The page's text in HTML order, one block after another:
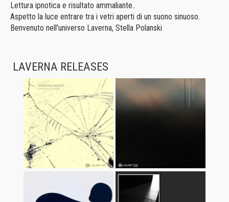
Lettura ipnotica e risultato ammaliante..
Aspetto la luce entrare tra i vetri aperti di un suono sinuoso.
Benvenuto nell'universo Laverna, Stella Polanski
LAVERNA RELEASES